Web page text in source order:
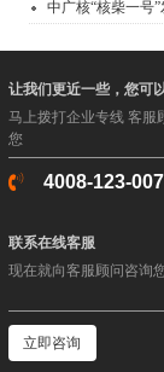
中广核“核柴一号
让我们更近一些，您可
马上拨打企业专线 客服
您
4008-123-007
联系在线客服
现在就向客服顾问咨询
立即咨询